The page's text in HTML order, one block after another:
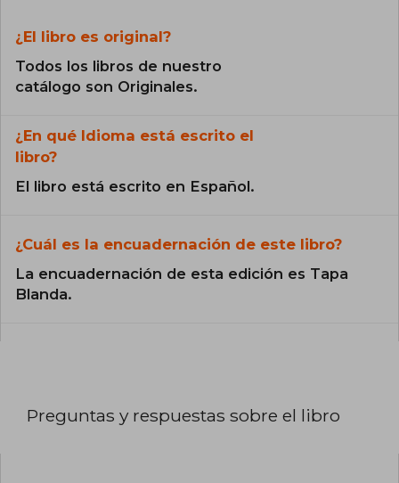
¿El libro es original?
Todos los libros de nuestro
catálogo son Originales.
¿En qué Idioma está escrito el
libro?
El libro está escrito en Español.
¿Cuál es la encuadernación de este libro?
La encuadernación de esta edición es Tapa
Blanda.
Preguntas y respuestas sobre el libro